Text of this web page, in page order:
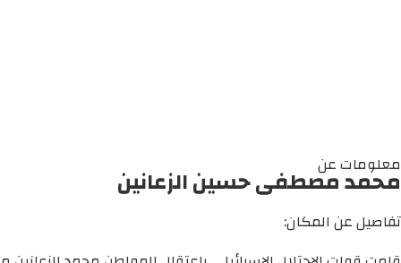
معلومات عن
محمد مصطفى حسين الزعانين
تفاصيل عن المكان: